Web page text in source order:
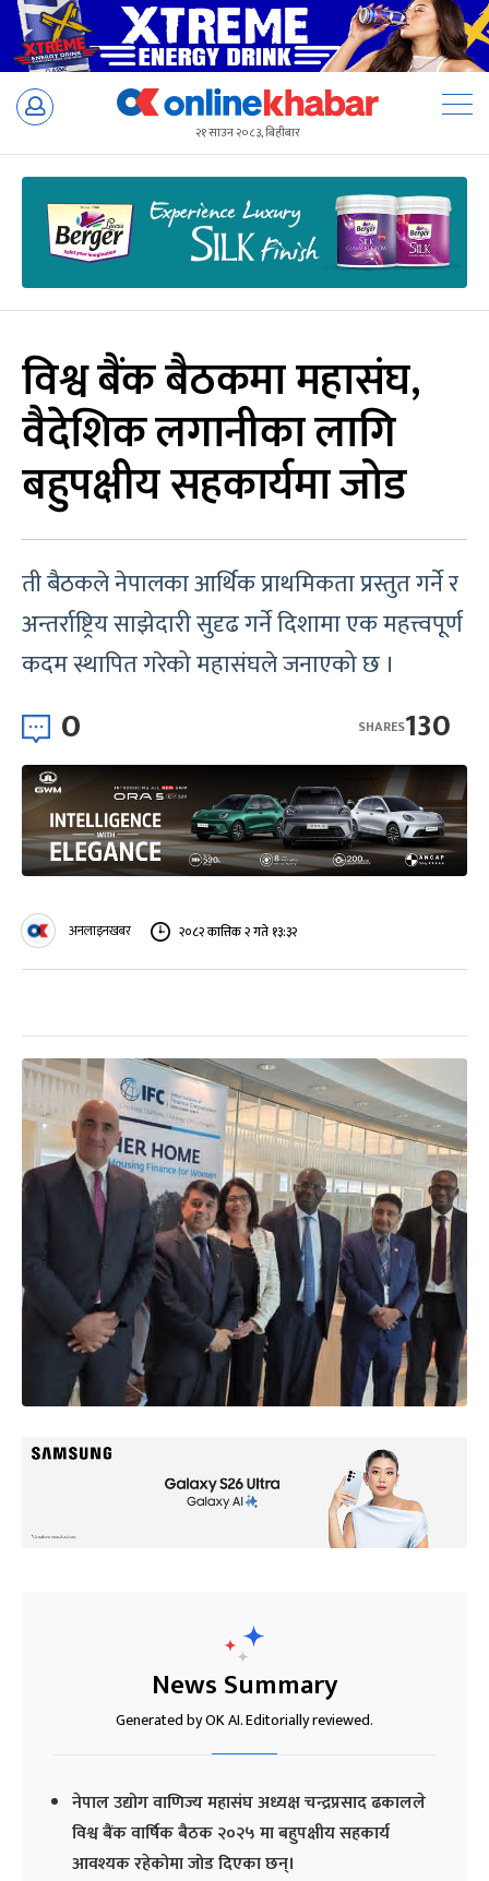
Skip
२१ साउन २०८३, बिहीबार
विश्व बैंक बैठकमा महासंघ,
वैदेशिक लगानीका लागि
बहुपक्षीय सहकार्यमा जोड
ती बैठकले नेपालका आर्थिक प्राथमिकता प्रस्तुत गर्ने र
अन्तर्राष्ट्रिय साझेदारी सुदृढ गर्ने दिशामा एक महत्त्वपूर्ण
कदम स्थापित गरेको महासंघले जनाएको छ ।
0 130
SHARES
अनलाइनखबर २०८२ कात्तिक २ गते १३:३२
News Summary
Generated by OK AI. Editorially reviewed.
नेपाल उद्योग वाणिज्य महासंघ अध्यक्ष चन्द्रप्रसाद ढकालले
विश्व बैंक वार्षिक बैठक २०२५ मा बहुपक्षीय सहकार्य
आवश्यक रहेकोमा जोड दिएका छन्।